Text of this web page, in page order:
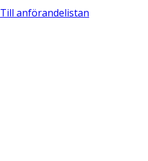
Till anförandelistan